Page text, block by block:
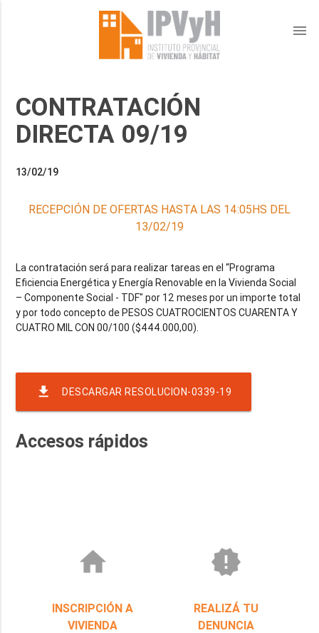
menu
CONTRATACIÓN
DIRECTA 09/19
13/02/19
RECEPCIÓN DE OFERTAS HASTA LAS 14:05HS DEL
13/02/19
La contratación será para realizar tareas en el “Programa
Eficiencia Energética y Energía Renovable en la Vivienda Social
– Componente Social - TDF" por 12 meses por un importe total
y por todo concepto de PESOS CUATROCIENTOS CUARENTA Y
CUATRO MIL CON 00/100 ($444.000,00).
file_download DESCARGAR RESOLUCION-0339-19
Accesos rápidos
home
INSCRIPCIÓN A
VIVIENDA
new_releases
REALIZÁ TU
DENUNCIA